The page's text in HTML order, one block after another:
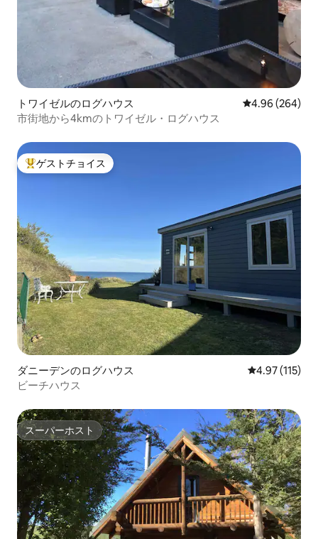
トワイゼルのログハウス レビュー264
4.96 (264)
市街地から4kmのトワイゼル・ログハウス
大好評のゲストチョイスです。
ゲストチョイス
ダニーデンのログハウス レビュー115
4.97 (115)
ビーチハウス
スーパーホスト
スーパーホスト